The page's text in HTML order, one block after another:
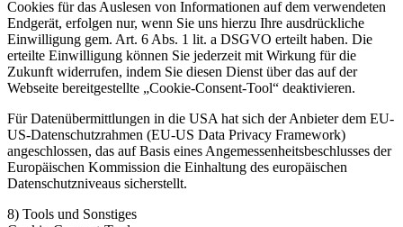
Cookies für das Auslesen von Informationen auf dem verwendeten
Endgerät, erfolgen nur, wenn Sie uns hierzu Ihre ausdrückliche
Einwilligung gem. Art. 6 Abs. 1 lit. a DSGVO erteilt haben. Die
erteilte Einwilligung können Sie jederzeit mit Wirkung für die
Zukunft widerrufen, indem Sie diesen Dienst über das auf der
Webseite bereitgestellte „Cookie-Consent-Tool“ deaktivieren.
Für Datenübermittlungen in die USA hat sich der Anbieter dem EU-
US-Datenschutzrahmen (EU-US Data Privacy Framework)
angeschlossen, das auf Basis eines Angemessenheitsbeschlusses der
Europäischen Kommission die Einhaltung des europäischen
Datenschutzniveaus sicherstellt.
8) Tools und Sonstiges